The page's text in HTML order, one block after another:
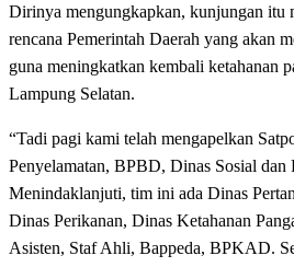
Dirinya mengungkapkan, kunjungan itu
rencana Pemerintah Daerah yang akan
guna meningkatkan kembali ketahanan
Lampung Selatan.
“Tadi pagi kami telah mengapelkan
Penyelamatan, BPBD, Dinas Sosial dan
Menindaklanjuti, tim ini ada Dinas
Dinas Perikanan, Dinas Ketahanan
Asisten, Staf Ahli, Bappeda, BPKAD.